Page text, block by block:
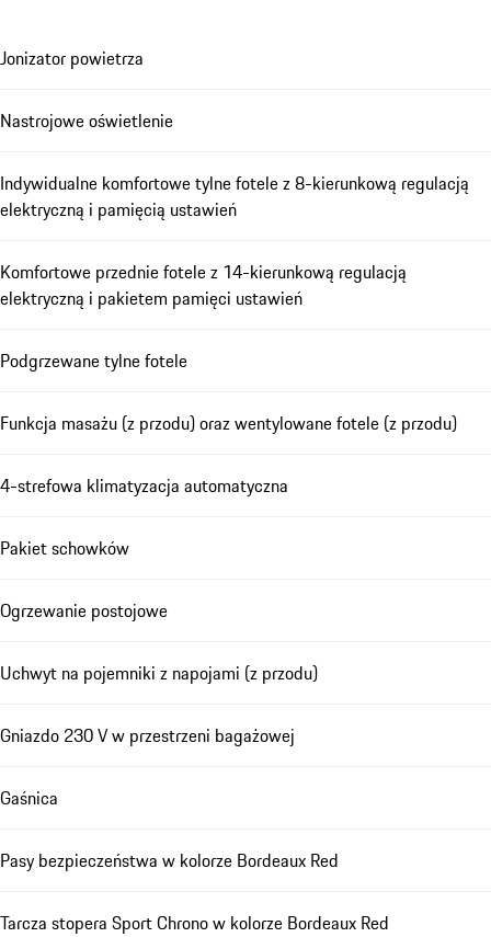
Jonizator powietrza
Nastrojowe oświetlenie
Indywidualne komfortowe tylne fotele z 8-kierunkową regulacją
elektryczną i pamięcią ustawień
Komfortowe przednie fotele z 14-kierunkową regulacją
elektryczną i pakietem pamięci ustawień
Podgrzewane tylne fotele
Funkcja masażu (z przodu) oraz wentylowane fotele (z przodu)
4-strefowa klimatyzacja automatyczna
Pakiet schowków
Ogrzewanie postojowe
Uchwyt na pojemniki z napojami (z przodu)
Gniazdo 230 V w przestrzeni bagażowej
Gaśnica
Pasy bezpieczeństwa w kolorze Bordeaux Red
Tarcza stopera Sport Chrono w kolorze Bordeaux Red